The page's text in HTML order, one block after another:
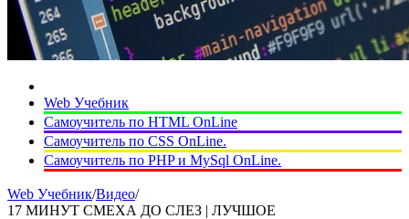
Web Учебник
Самоучитель по HTML OnLine
Самоучитель по CSS OnLine.
Самоучитель по PHP и MySql OnLine.
Web Учебник/Видео/
17 МИНУТ СМЕХА ДО СЛЕЗ | ЛУЧШОЕ